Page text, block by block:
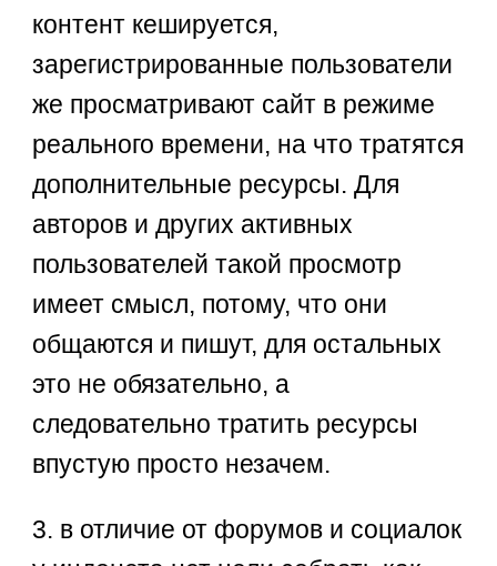
контент кешируется,
зарегистрированные пользователи
же просматривают сайт в режиме
реального времени, на что тратятся
дополнительные ресурсы. Для
авторов и других активных
пользователей такой просмотр
имеет смысл, потому, что они
общаются и пишут, для остальных
это не обязательно, а
следовательно тратить ресурсы
впустую просто незачем.
3. в отличие от форумов и социалок